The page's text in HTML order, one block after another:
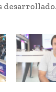
desarrollado.